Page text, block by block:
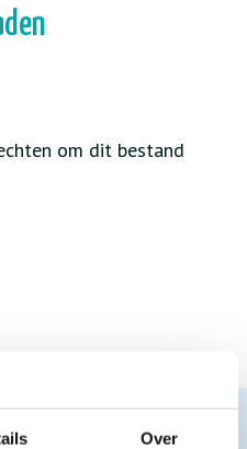
Over
om dit bestand